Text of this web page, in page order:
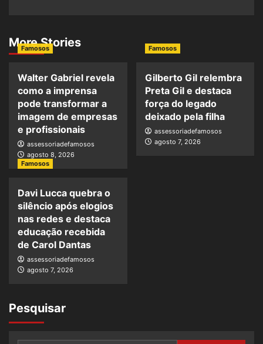
More Stories
Famosos
Walter Gabriel revela
como a imprensa
pode transformar a
imagem de empresas
e profissionais
assessoriadefamosos
agosto 8, 2026
Famosos
Gilberto Gil relembra
Preta Gil e destaca
força do legado
deixado pela filha
assessoriadefamosos
agosto 7, 2026
Famosos
Davi Lucca quebra o
silêncio após elogios
nas redes e destaca
educação recebida
de Carol Dantas
assessoriadefamosos
agosto 7, 2026
Pesquisar